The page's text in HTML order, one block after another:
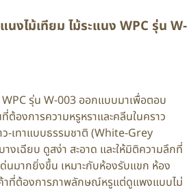
นงไม้เทียม ไม้ระแนง WPC รุ่น W-
WPC รุ่น W-003 ออกแบบมาเพื่อตอบ
องการความหรูหราและคลีนในคราว
-เทาแบบธรรมชาติ (White-Grey
เฉียบ ดูสง่า สะอาด และให้มิติความลึกที่
นมากยิ่งขึ้น เหมาะกับห้องรับแขก ห้อง
าที่ต้องการภาพลักษณ์หรูแต่ดูแพงแบบไม่